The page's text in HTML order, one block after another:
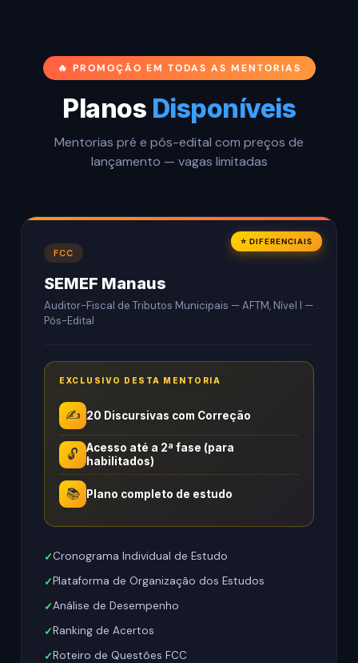
🔥 PROMOÇÃO EM TODAS AS MENTORIAS
Planos Disponíveis
Mentorias pré e pós-edital com preços de
lançamento — vagas limitadas
⭐ DIFERENCIAIS
FCC
SEMEF Manaus
Auditor-Fiscal de Tributos Municipais — AFTM, Nível I —
Pós-Edital
EXCLUSIVO DESTA MENTORIA
✍️ 20 Discursivas com Correção
🔓
Acesso até a 2ª fase (para
habilitados)
📚 Plano completo de estudo
Cronograma Individual de Estudo
Plataforma de Organização dos Estudos
Análise de Desempenho
Ranking de Acertos
Roteiro de Questões FCC